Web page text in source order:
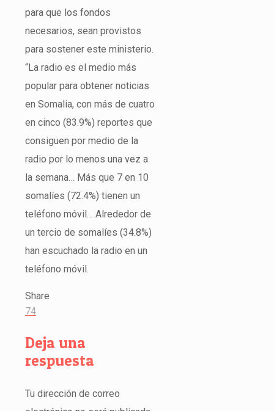
para que los fondos
necesarios, sean provistos
para sostener este ministerio.
“La radio es el medio más
popular para obtener noticias
en Somalia, con más de cuatro
en cinco (83.9%) reportes que
consiguen por medio de la
radio por lo menos una vez a
la semana… Más que 7 en 10
somalíes (72.4%) tienen un
teléfono móvil… Alrededor de
un tercio de somalíes (34.8%)
han escuchado la radio en un
teléfono móvil.
Share
74
Deja una
respuesta
Tu dirección de correo